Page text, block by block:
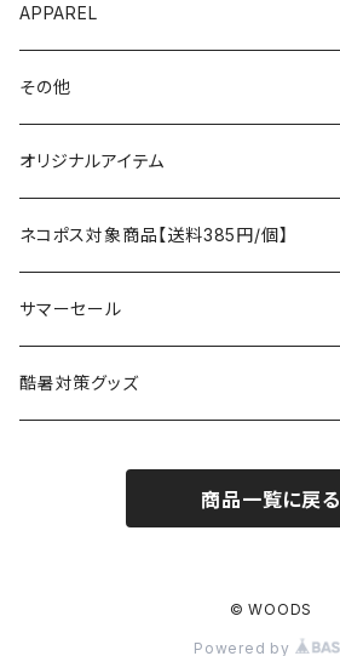
AO COOLERS
asobito
AS2OV
AXESQUIN
Ballistics
BEDROCK SANDALS
バックパック
ポーチ／サコッシュ
ストレージ
パッキングアクセサリー
スリーピングギア
クッキングギア
ヘッドライト／ランタン
テント、タープ
テント、シェルター
タープ
スリーピングギア
寝袋
マット
テーブル、チェア
テーブル
チェア
ランタン、ライト
燃料ランタン
LEDライト
焚火台／薪ストーブ
焚火台
暖房器具
クッキングギア
APPAREL
トップス
ボトムス
アンダーウェア
ハンドウェア
ヘッドギア
その他
遊び
フィッシング
ラジコン
ケア用品
雑貨
アウトレット
オリジナルアイテム
ネコポス対象商品【送料385円/個】
サマーセール
酷暑対策グッズ
商品一覧に戻る
© WOODS
Powered by